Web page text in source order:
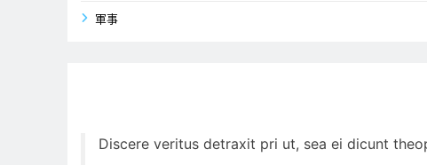
軍事
Discere veritus detraxit pri ut, sea ei dicunt